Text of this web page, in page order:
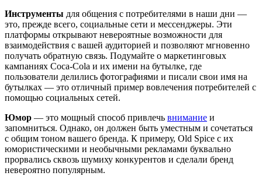
Инструменты для общения с потребителями в наши дни —
это, прежде всего, социальные сети и мессенджеры. Эти
платформы открывают невероятные возможности для
взаимодействия с вашей аудиторией и позволяют мгновенно
получать обратную связь. Подумайте о маркетинговых
кампаниях Coca-Cola и их имени на бутылке, где
пользователи делились фотографиями и писали свои имя на
бутылках — это отличный пример вовлечения потребителей с
помощью социальных сетей.
Юмор — это мощный способ привлечь внимание и
запомниться. Однако, он должен быть уместным и сочетаться
с общим тоном вашего бренда. К примеру, Old Spice с их
юмористическими и необычными рекламами буквально
прорвались сквозь шумиху конкурентов и сделали бренд
невероятно популярным.